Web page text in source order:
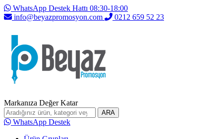
WhatsApp Destek Hattı 08:30-18:00
info@beyazpromosyon.com
0212 659 52 23
Markanıza Değer Katar
ARA
WhatsApp Destek